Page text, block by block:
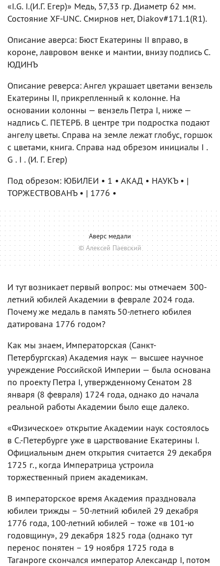
«I.G. I.(И.Г. Егер)» Медь, 57,33 гр. Диаметр 62 мм.
Состояние ХF-UNC. Смирнов нет, Diakov#171.1(R1).
Описание аверса: Бюст Екатерины II вправо, в
короне, лавровом венке и мантии, внизу подпись С.
ЮДИНЪ
Описание реверса: Ангел украшает цветами вензель
Екатерины II, прикрепленный к колонне. На
основании колонны — вензель Петра I, ниже —
надпись С. ПЕТЕРБ. В центре три подростка подают
ангелу цветы. Справа на земле лежат глобус, горшок
с цветами, книга. Справа над обрезом инициалы I .
G . I . (И. Г. Егер)
Под обрезом: ЮБИЛЕИ • 1 • АКАД • НАУКЪ • |
ТОРЖЕСТВОВАНЪ • | 1776 •
Аверс медали
© Алексей Паевский
И тут возникает первый вопрос: мы отмечаем 300-
летний юбилей Академии в феврале 2024 года.
Почему же медаль в память 50-летнего юбилея
датирована 1776 годом?
Как мы знаем, Императорская (Санкт-
Петербургская) Академия наук — высшее научное
учреждение Российской Империи — была основана
по проекту Петра I, утвержденному Сенатом 28
января (8 февраля) 1724 года, однако до начала
реальной работы Академии было еще далеко.
«Физическое» открытие Академии наук состоялось
в С.-Петербурге уже в царствование Екатерины I.
Официальным днем открытия считается 29 декабря
1725 г., когда Императрица устроила
торжественный прием академикам.
В императорское время Академия праздновала
юбилеи трижды – 50-летний юбилей 29 декабря
1776 года, 100-летний юбилей – тоже «в 101-ю
годовщину», 29 декабря 1825 года (однако тут
перенос понятен – 19 ноября 1725 года в
Таганроге скончался император Александр I, потом